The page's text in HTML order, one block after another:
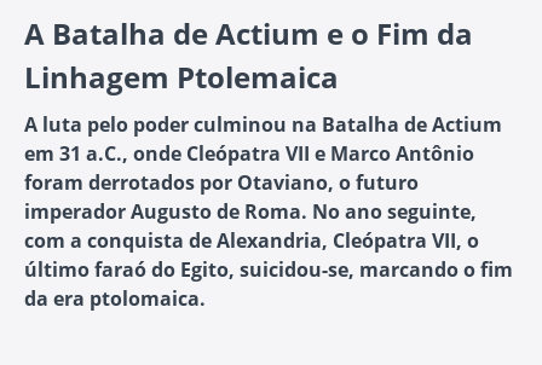
A Batalha de Actium e o Fim da
Linhagem Ptolemaica
A luta pelo poder culminou na Batalha de Actium
em 31 a.C., onde Cleópatra VII e Marco Antônio
foram derrotados por Otaviano, o futuro
imperador Augusto de Roma. No ano seguinte,
com a conquista de Alexandria, Cleópatra VII, o
último faraó do Egito, suicidou-se, marcando o fim
da era ptolomaica.